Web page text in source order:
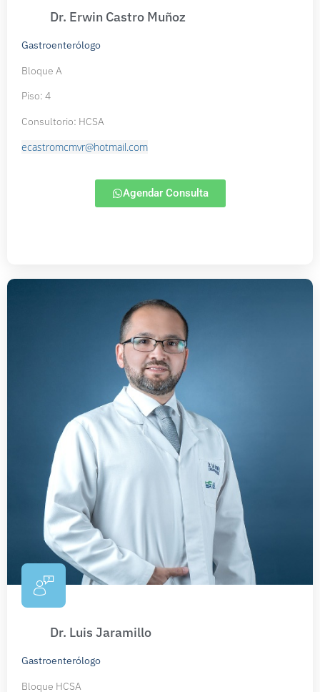
Dr. Erwin Castro Muñoz
Gastroenterólogo
Bloque A
Piso: 4
Consultorio: HCSA
ecastromcmvr@hotmail.com
Agendar Consulta
Dr. Luis Jaramillo
Gastroenterólogo
Bloque HCSA